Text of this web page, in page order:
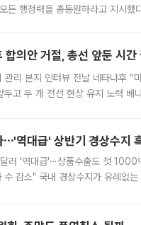
든 행정력을 총동원하라고 지시
합의안 거절, 총선 앞둔 시간
관리 본지 인터뷰 전날 네타냐후 “
고 두 개 전선 현상 유지 노력 베
⋯'역대급' 상반기 경상수
러 '역대급'⋯상품수출도 첫 1000
감소" 국내 경상수지가 유례없